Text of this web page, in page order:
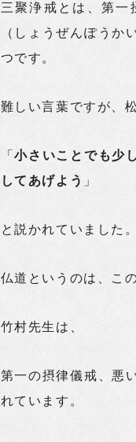
三聚浄戒とは、第
（しょうぜんぽうか
つです。
難しい言葉ですが、
「小さいことでも少
してあげよう 」
と説かれていました。
仏道というのは、こ
竹村先生は、
第一の摂律儀戒、悪
れています。